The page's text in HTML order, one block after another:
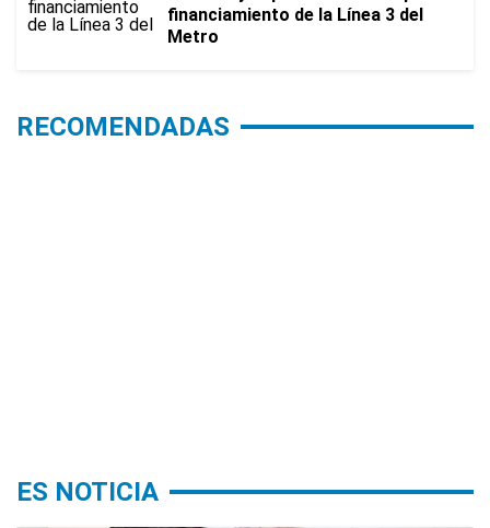
financiamiento de la Línea 3 del
Metro
RECOMENDADAS
ES NOTICIA